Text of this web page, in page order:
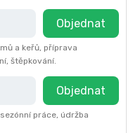
Objednat
a keřů, příprava
štěpkování.
Objednat
práce, údržba